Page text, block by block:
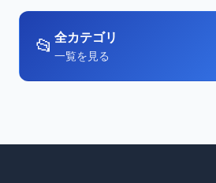
📂 全カテゴリ
一覧を見る